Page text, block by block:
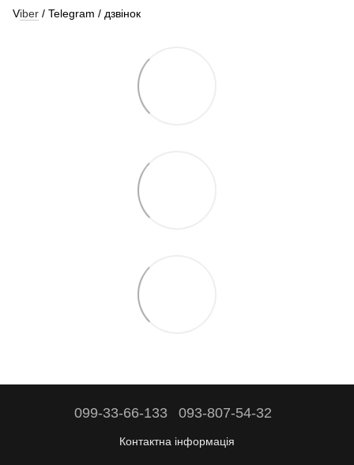
Viber / Telegram / дзвінок
099-33-66-133 093-807-54-32
Контактна інформація